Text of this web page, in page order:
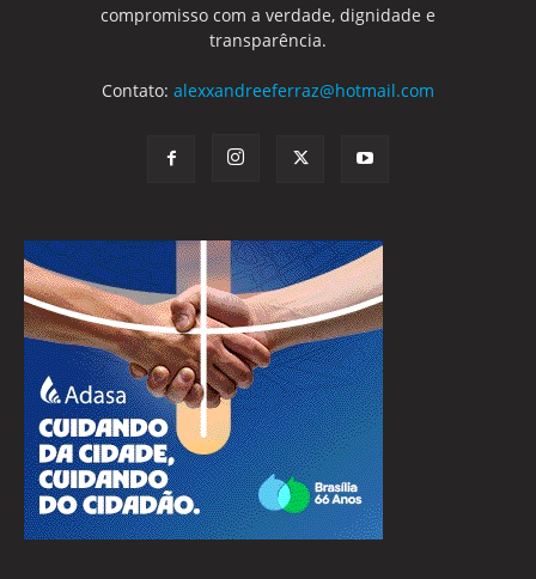
compromisso com a verdade, dignidade e
transparência.
Contato: alexxandreeferraz@hotmail.com